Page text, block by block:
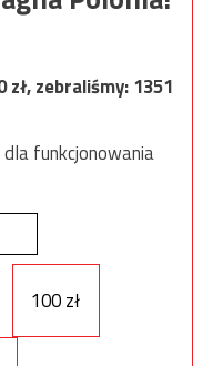
zł, zebraliśmy:1351
funkcjonowania
100 zł